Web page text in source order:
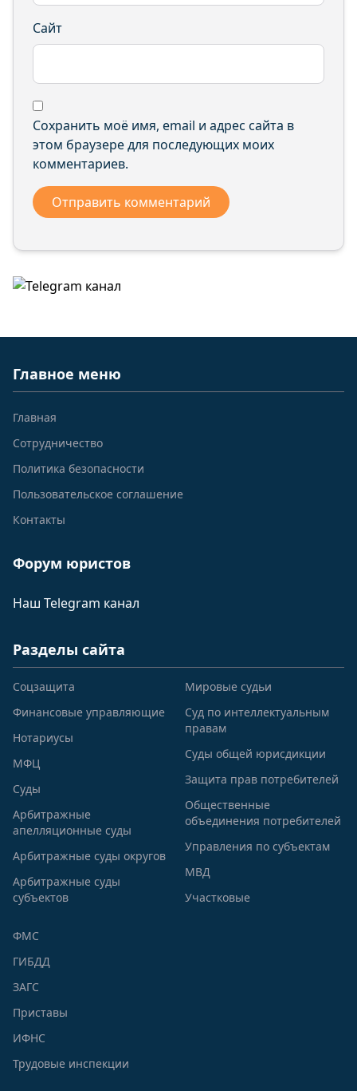
Сайт
Сохранить моё имя, email и адрес сайта в
этом браузере для последующих моих
комментариев.
Главное меню
Главная
Сотрудничество
Политика безопасности
Пользовательское соглашение
Контакты
Форум юристов
Наш Telegram канал
Разделы сайта
Соцзащита
Финансовые управляющие
Нотариусы
МФЦ
Суды
Арбитражные
апелляционные суды
Арбитражные суды округов
Арбитражные суды
субъектов
Мировые судьи
Суд по интеллектуальным
правам
Суды общей юрисдикции
Защита прав потребителей
Общественные
объединения потребителей
Управления по субъектам
МВД
Участковые
ФМС
ГИБДД
ЗАГС
Приставы
ИФНС
Трудовые инспекции